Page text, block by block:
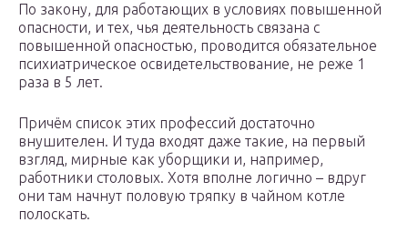
По закону, для работающих в условиях повышенной
опасности, и тех, чья деятельность связана с
повышенной опасностью, проводится обязательное
психиатрическое освидетельствование, не реже 1
раза в 5 лет.
Причём список этих профессий достаточно
внушителен. И туда входят даже такие, на первый
взгляд, мирные как уборщики и, например,
работники столовых. Хотя вполне логично – вдруг
они там начнут половую тряпку в чайном котле
полоскать.